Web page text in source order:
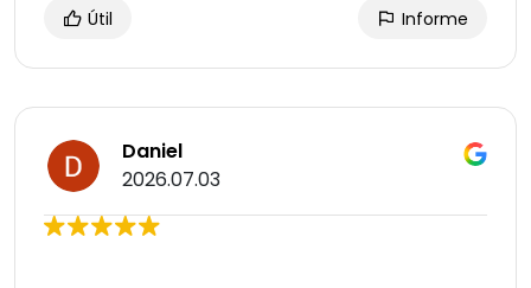
Útil Informe
Daniel
2026.07.03